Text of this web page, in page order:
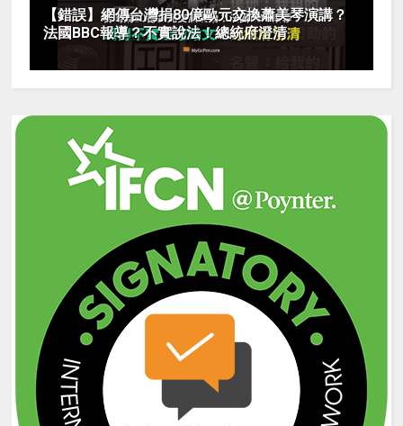
【錯誤】網傳台灣捐80億歐元交換蕭美琴演講？
法國BBC報導？不實說法！總統府澄清